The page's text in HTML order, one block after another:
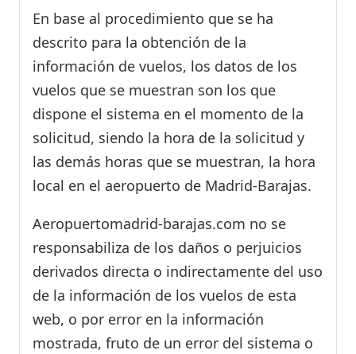
En base al procedimiento que se ha
descrito para la obtención de la
información de vuelos, los datos de los
vuelos que se muestran son los que
dispone el sistema en el momento de la
solicitud, siendo la hora de la solicitud y
las demás horas que se muestran, la hora
local en el aeropuerto de Madrid-Barajas.
Aeropuertomadrid-barajas.com no se
responsabiliza de los daños o perjuicios
derivados directa o indirectamente del uso
de la información de los vuelos de esta
web, o por error en la información
mostrada, fruto de un error del sistema o